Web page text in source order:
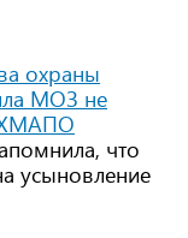
охраны
МОЗ не
ХМАПО
что
усыновление